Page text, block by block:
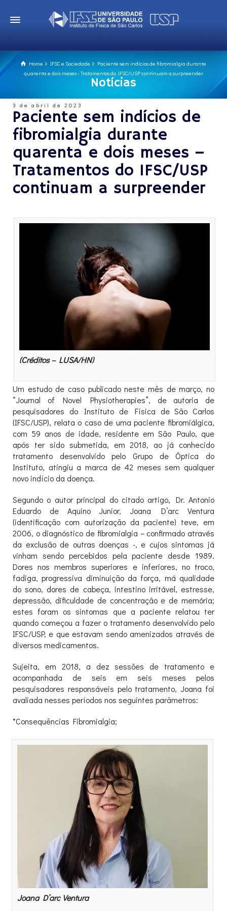
Home IFSC e Sociedade
Paciente sem indícios de fibromialgia durante
quarenta e dois meses - Tratamentos do IFSC/USP continuam a surpreender
Notícias
3 de abril de 2023
Paciente sem indícios de
fibromialgia durante
quarenta e dois meses –
Tratamentos do IFSC/USP
continuam a surpreender
(Créditos – LUSA/HN)
Um estudo de caso publicado neste mês de março, no
“Journal of Novel Physiotherapies”, de autoria de
pesquisadores do Instituto de Física de São Carlos
(IFSC/USP), relata o caso de uma paciente fibromiálgica,
com 59 anos de idade, residente em São Paulo, que
após ter sido submetida, em 2018, ao já conhecido
tratamento desenvolvido pelo Grupo de Óptica do
Instituto, atingiu a marca de 42 meses sem qualquer
novo indício da doença.
Segundo o autor principal do citado artigo, Dr. Antonio
Eduardo de Aquino Junior, Joana D’arc Ventura
(identificação com autorização da paciente) teve, em
2006, o diagnóstico de fibromialgia – confirmado através
da exclusão de outras doenças -, e cujos sintomas já
vinham sendo percebidos pela paciente desde 1989.
Dores nos membros superiores e inferiores, no troco,
fadiga, progressiva diminuição da força, má qualidade
do sono, dores de cabeça, intestino irritável, estresse,
depressão, dificuldade de concentração e de memória;
estes foram os sintomas que a paciente relatou ter
quando começou a fazer o tratamento desenvolvido pelo
IFSC/USP, e que estavam sendo amenizados através de
diversos medicamentos.
Sujeita, em 2018, a dez sessões de tratamento e
acompanhada de seis em seis meses pelos
pesquisadores responsáveis pelo tratamento, Joana foi
avaliada nesses períodos nos seguintes parâmetros:
*Consequências Fibromialgia;
Joana D’arc Ventura